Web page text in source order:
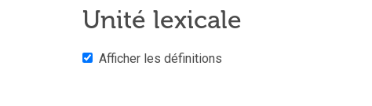
Unité lexicale
Afficher les définitions